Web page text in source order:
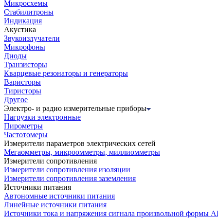
Микросхемы
Стабилитроны
Индикация
Акустика
Звукоизлучатели
Микрофоны
Диоды
Транзисторы
Кварцевые резонаторы и генераторы
Варисторы
Тиристоры
Другое
Электро- и радио измерительные приборы
Нагрузки электронные
Пирометры
Частотомеры
Измерители параметров электрических сетей
Мегаомметры, микроомметры, миллиомметры
Измерители сопротивления
Измерители сопротивления изоляции
Измерители сопротивления заземления
Источники питания
Автономные источники питания
Линейные источники питания
Источники тока и напряжения сигнала произвольной формы